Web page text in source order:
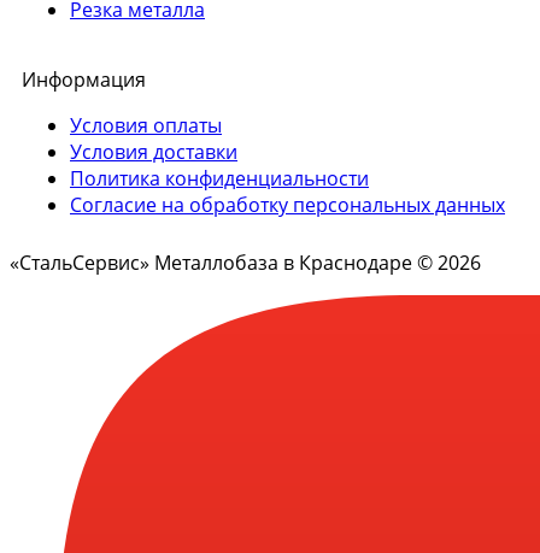
Резка металла
Информация
Условия оплаты
Условия доставки
Политика конфиденциальности
Согласие на обработку персональных данных
«СтальСервис» Металлобаза в Краснодаре © 2026